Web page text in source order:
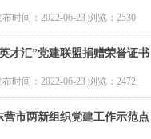
布时间：2022-06-23 浏览：2530
才汇”党建联盟捐赠荣誉证书
布时间：2022-06-23 浏览：2472
营市两新组织党建工作示范点